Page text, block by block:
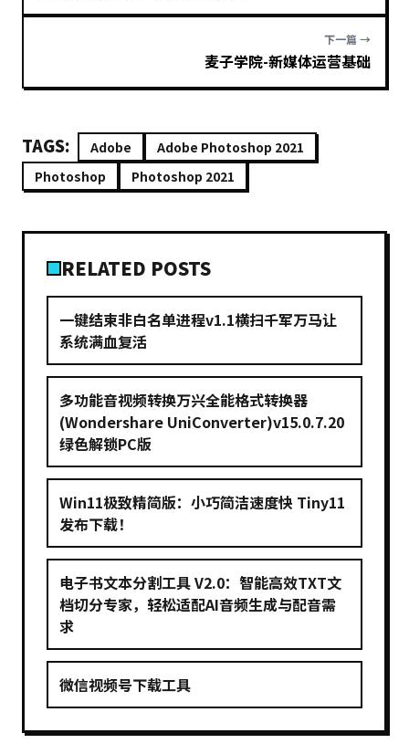
下一篇 →
麦子学院-新媒体运营基础
TAGS: Adobe
Adobe Photoshop 2021
Photoshop
Photoshop 2021
RELATED POSTS
一键结束非白名单进程v1.1横扫千军万马让
系统满血复活
多功能音视频转换万兴全能格式转换器
(Wondershare UniConverter)v15.0.7.20
绿色解锁PC版
Win11极致精简版：小巧简洁速度快 Tiny11
发布下载！
电子书文本分割工具 V2.0：智能高效TXT文
档切分专家，轻松适配AI音频生成与配音需
求
微信视频号下载工具